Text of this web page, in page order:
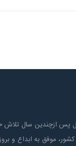
پس ازچندين سال تلاش
موفق به ابداع و